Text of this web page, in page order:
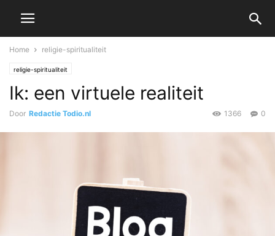
Home religie-spiritualiteit
religie-spiritualiteit
Ik: een virtuele realiteit
Door Redactie Todio.nl 0
1366